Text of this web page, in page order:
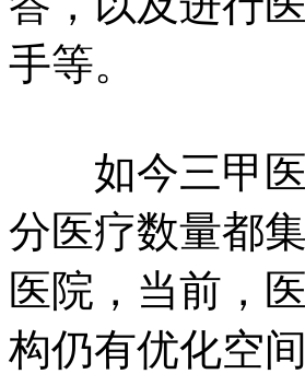
手等。
如今三甲医
分医疗数量都
医院，当前，
构仍有优化空间